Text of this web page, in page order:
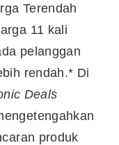
Terendah
11 kali
pelanggan
rendah.* Di
Deals
produk